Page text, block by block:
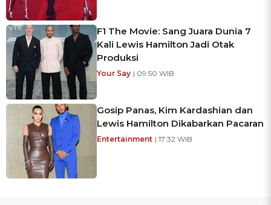
F1 The Movie: Sang Juara Dunia 7
Kali Lewis Hamilton Jadi Otak
Produksi
Your Say | 09:50 WIB
Gosip Panas, Kim Kardashian dan
Lewis Hamilton Dikabarkan Pacaran
Entertainment | 17:32 WIB